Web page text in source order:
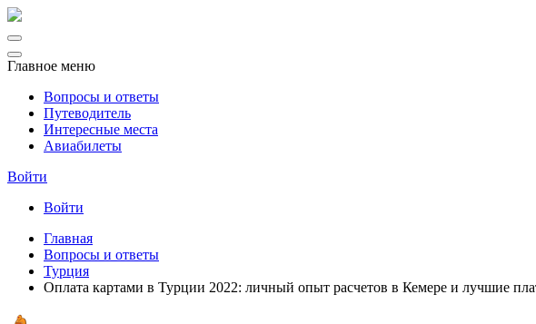
Главное меню
Вопросы и ответы
Путеводитель
Интересные места
Авиабилеты
Войти
Войти
Главная
Вопросы и ответы
Турция
Оплата картами в Турции 2022: личный опыт расчетов в Кемере и лучшие